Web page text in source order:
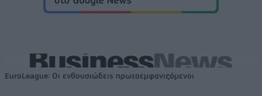
EuroLeague: Οι ενθουσιώδεις πρωτοεμφανιζόμενοι